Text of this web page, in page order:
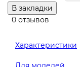
В закладки
0 отзывов
Характеристики